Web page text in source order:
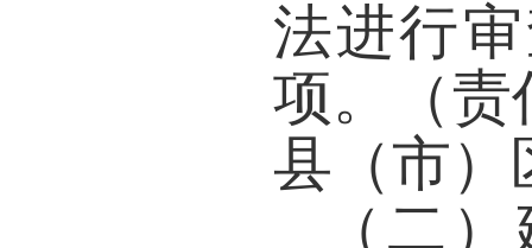
法进行
项。
（
县（市）
（二